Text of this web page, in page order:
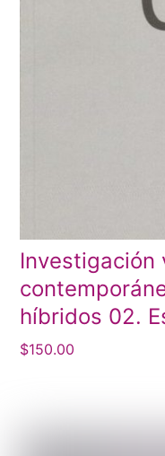
Investigación
híbridos 02.
$150.00